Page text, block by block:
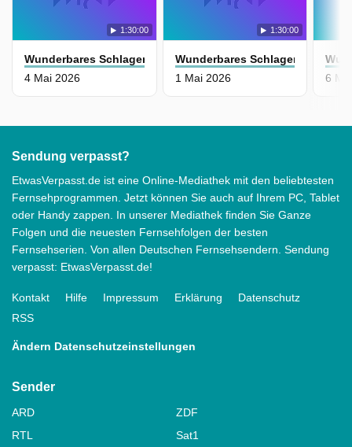
1:30:00
Wunderbares Schlagerland
4 Mai 2026
1:30:00
Wunderbares Schlagerland
1 Mai 2026
6
Sendung verpasst?
EtwasVerpasst.de ist eine Online-Mediathek mit den beliebtesten
Fernsehprogrammen. Jetzt können Sie auch auf Ihrem PC, Tablet
oder Handy zappen. In unserer Mediathek finden Sie Ganze
Folgen und die neuesten Fernsehfolgen der besten
Fernsehserien. Von allen Deutschen Fernsehsendern. Sendung
verpasst: EtwasVerpasst.de!
Kontakt Hilfe Impressum Erklärung
Datenschutz
RSS
Ändern Datenschutzeinstellungen
Sender
ARD
ZDF
RTL
Sat1